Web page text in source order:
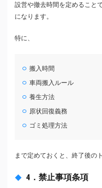
設営や撤去時間を定めること
になります。
特に、
搬入時間
車両搬入ルール
養生方法
原状回復義務
ゴミ処理方法
まで定めておくと、終了後の
4．禁止事項条項